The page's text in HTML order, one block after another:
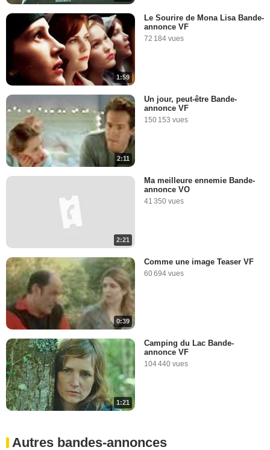
1:59
Le Sourire de Mona Lisa Bande-
annonce VF
72 184 vues
2:11
Un jour, peut-être Bande-
annonce VF
150 153 vues
2:21
Ma meilleure ennemie Bande-
annonce VO
41 350 vues
0:39
Comme une image Teaser VF
60 694 vues
1:21
Camping du Lac Bande-
annonce VF
104 440 vues
Autres bandes-annonces